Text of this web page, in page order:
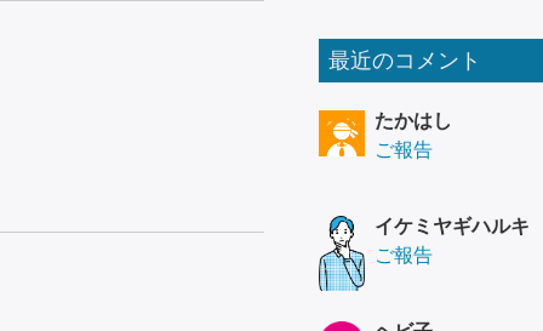
最近のコメント
たかはし
ご報告
イケミヤギハルキ
ご報告